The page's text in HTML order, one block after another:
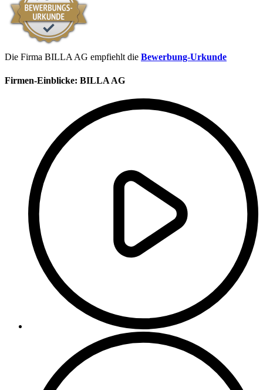
Die Firma BILLA AG empfiehlt die Bewerbung-Urkunde
Firmen-Einblicke: BILLA AG